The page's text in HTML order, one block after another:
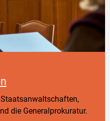
die Generalprokuratur.